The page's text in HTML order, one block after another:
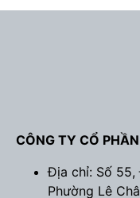
CÔNG TY CỔ
Địa chỉ: Số
Phường Lê